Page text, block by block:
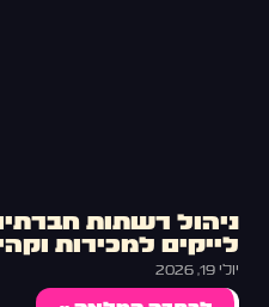
ניהול רשתות
לייקים למכירות
יולי 19, 2026